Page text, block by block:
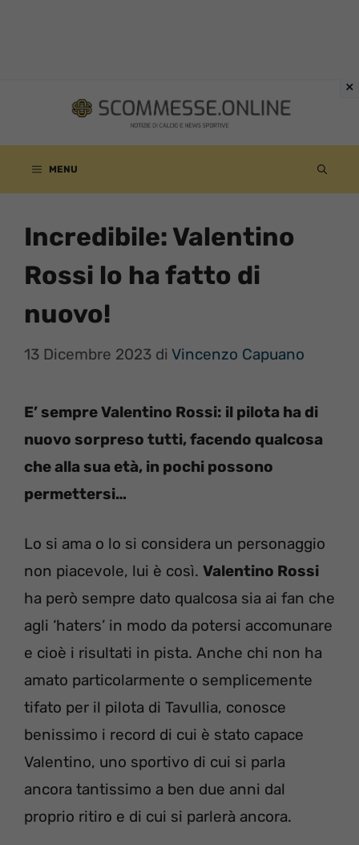
contenuto
MENU
Incredibile: Valentino
Rossi lo ha fatto di
nuovo!
13 Dicembre 2023 di Vincenzo Capuano
E’ sempre Valentino Rossi: il pilota ha di
nuovo sorpreso tutti, facendo qualcosa
che alla sua età, in pochi possono
permettersi…
Lo si ama o lo si considera un personaggio
non piacevole, lui è così. Valentino Rossi
ha però sempre dato qualcosa sia ai fan che
agli ‘haters’ in modo da potersi accomunare
e cioè i risultati in pista. Anche chi non ha
amato particolarmente o semplicemente
tifato per il pilota di Tavullia, conosce
benissimo i record di cui è stato capace
Valentino, uno sportivo di cui si parla
ancora tantissimo a ben due anni dal
proprio ritiro e di cui si parlerà ancora.